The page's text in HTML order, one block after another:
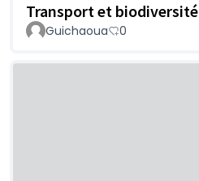
Transport et biodiversité
Guichaoua 0